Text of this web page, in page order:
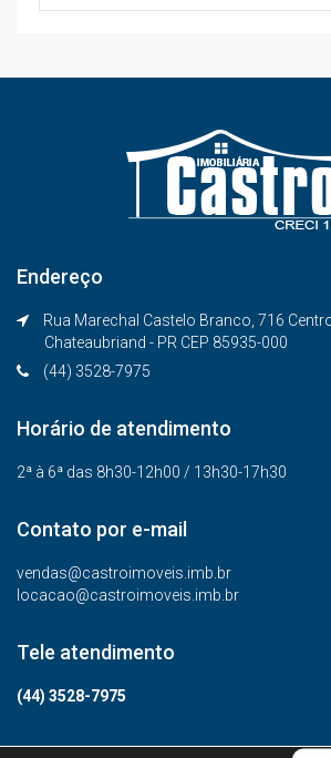
Endereço
Rua Marechal Castelo Branco, 716
Chateaubriand - PR CEP 85935-000
(44) 3528-7975
Horário de atendimento
2ª à 6ª das 8h30-12h00 / 13h30-17h30
Contato por e-mail
vendas@castroimoveis.imb.br
locacao@castroimoveis.imb.br
Tele atendimento
(44) 3528-7975